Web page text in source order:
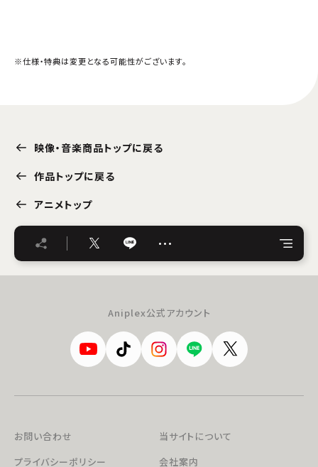
※仕様・特典は変更となる可能性がございます。
映像・音楽商品トップに戻る
作品トップに戻る
アニメトップ
…
Aniplex公式アカウント
お問い合わせ
当サイトについて
プライバシーポリシー
会社案内